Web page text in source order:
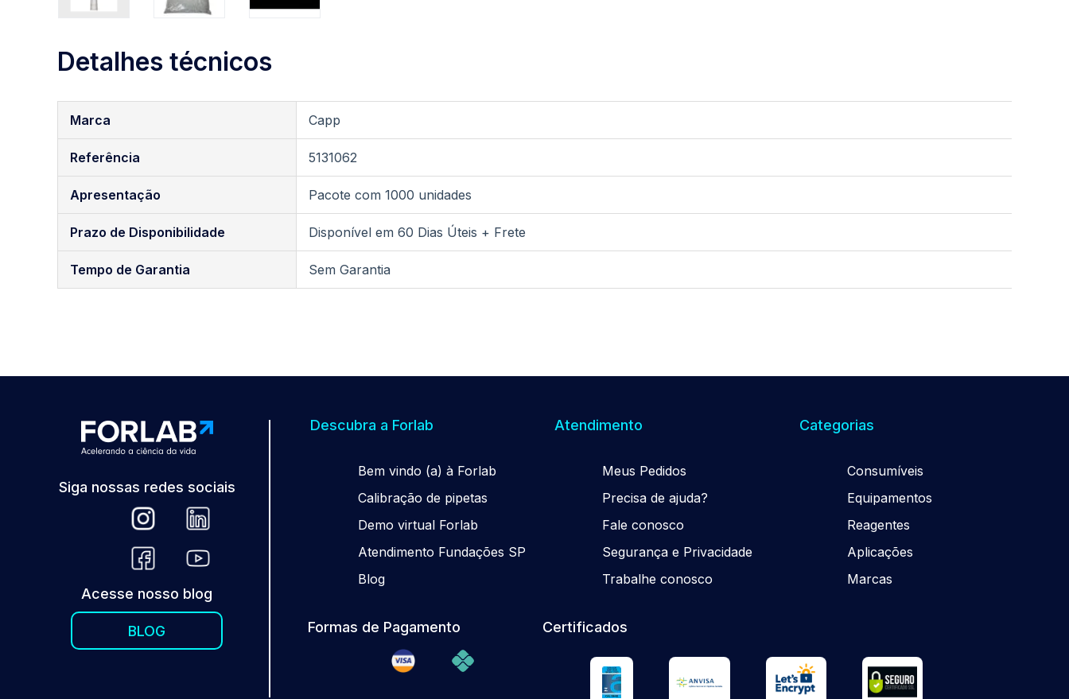
Saltar
para
Galeria
imagens
Detalhes técnicos
informações
Marca Capp
Referência 5131062
Apresentação Pacote com 1000 unidades
Prazo de Disponibilidade Disponível em 60 Dias Úteis + Frete
Tempo de Garantia Sem Garantia
Siga nossas redes sociais
Acesse nosso blog
BLOG
Descubra a Forlab
Bem vindo (a) à Forlab
Calibração de pipetas
Demo virtual Forlab
Atendimento Fundações SP
Blog
Atendimento
Meus Pedidos
Precisa de ajuda?
Fale conosco
Segurança e Privacidade
Trabalhe conosco
Categorias
Consumíveis
Equipamentos
Reagentes
Aplicações
Marcas
Formas de Pagamento Certificados